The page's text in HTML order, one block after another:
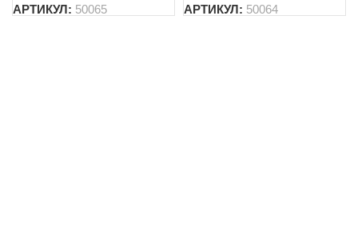
АРТИКУЛ: 50065 АРТИКУЛ: 50064